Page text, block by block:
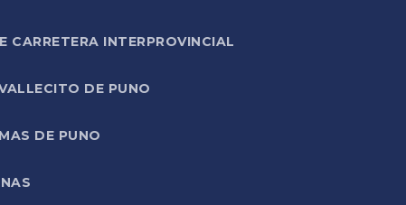
CARRETERA INTERPROVINCIAL
DE PUNO
DE PUNO